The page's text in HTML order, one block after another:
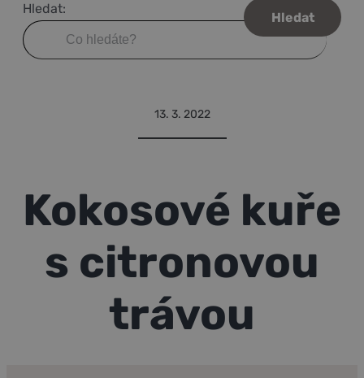
Úvod
Recepty
Kontakt
Hledat:
13. 3. 2022
Kokosové kuře
s citronovou
trávou